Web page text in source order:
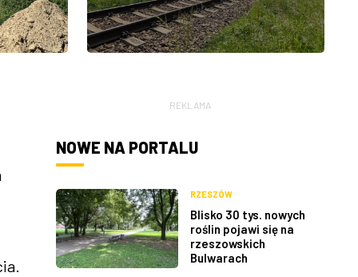
REKLAMA
NOWE NA PORTALU
RZESZÓW
Blisko 30 tys. nowych
roślin pojawi się na
rzeszowskich
Bulwarach